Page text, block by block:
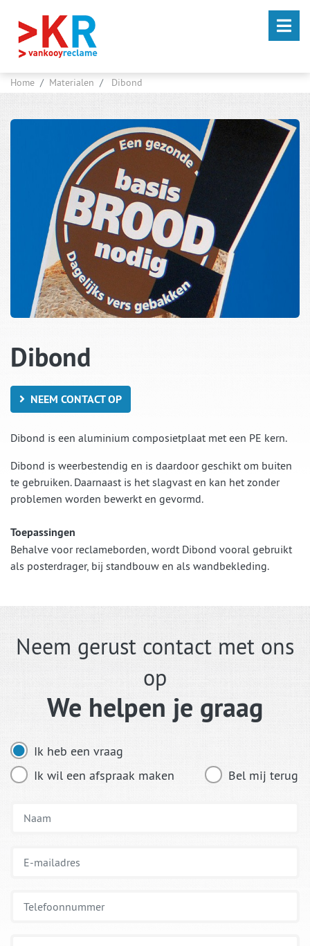
Home Materialen Dibond
Dibond
NEEM CONTACT OP
Dibond is een aluminium composietplaat met een PE kern.
Dibond is weerbestendig en is daardoor geschikt om buiten
te gebruiken. Daarnaast is het slagvast en kan het zonder
problemen worden bewerkt en gevormd.
Toepassingen
Behalve voor reclameborden, wordt Dibond vooral gebruikt
als posterdrager, bij standbouw en als wandbekleding.
Neem gerust contact met ons
op
We helpen je graag
Ik heb een vraag
Ik wil een afspraak maken
Bel mij terug